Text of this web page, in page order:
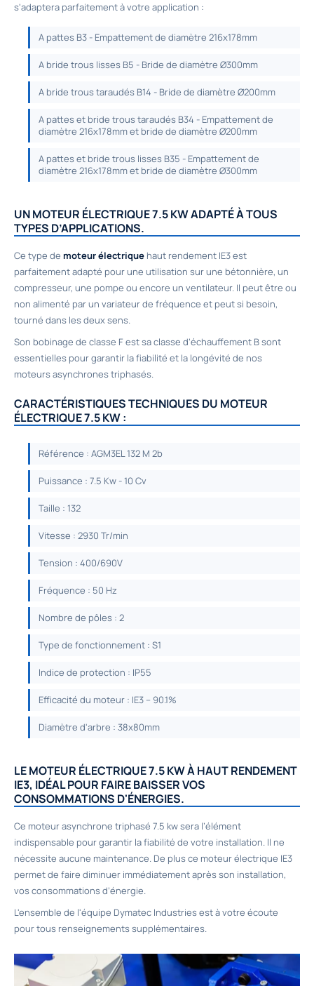
s'adaptera parfaitement à votre application :
A pattes B3 - Empattement de diamètre 216x178mm
A bride trous lisses B5 - Bride de diamètre Ø300mm
A bride trous taraudés B14 - Bride de diamètre Ø200mm
A pattes et bride trous taraudés B34 - Empattement de
diamètre 216x178mm et bride de diamètre Ø200mm
A pattes et bride trous lisses B35 - Empattement de
diamètre 216x178mm et bride de diamètre Ø300mm
UN MOTEUR ÉLECTRIQUE 7.5 KW ADAPTÉ À TOUS
TYPES D’APPLICATIONS.
Ce type de moteur électrique haut rendement IE3 est
parfaitement adapté pour une utilisation sur une bétonnière, un
compresseur, une pompe ou encore un ventilateur. Il peut être ou
non alimenté par un variateur de fréquence et peut si besoin,
tourné dans les deux sens.
Son bobinage de classe F est sa classe d’échauffement B sont
essentielles pour garantir la fiabilité et la longévité de nos
moteurs asynchrones triphasés.
CARACTÉRISTIQUES TECHNIQUES DU MOTEUR
ÉLECTRIQUE 7.5 KW :
Référence : AGM3EL 132 M 2b
Puissance : 7.5 Kw - 10 Cv
Taille : 132
Vitesse : 2930 Tr/min
Tension : 400/690V
Fréquence : 50 Hz
Nombre de pôles : 2
Type de fonctionnement : S1
Indice de protection : IP55
Efficacité du moteur : IE3 – 90.1%
Diamètre d'arbre : 38x80mm
LE MOTEUR ÉLECTRIQUE 7.5 KW À HAUT RENDEMENT
IE3, IDÉAL POUR FAIRE BAISSER VOS
CONSOMMATIONS D'ÉNERGIES.
Ce moteur asynchrone triphasé 7.5 kw sera l’élément
indispensable pour garantir la fiabilité de votre installation. Il ne
nécessite aucune maintenance. De plus ce moteur électrique IE3
permet de faire diminuer immédiatement après son installation,
vos consommations d’énergie.
L'ensemble de l'équipe Dymatec Industries est à votre écoute
pour tous renseignements supplémentaires.